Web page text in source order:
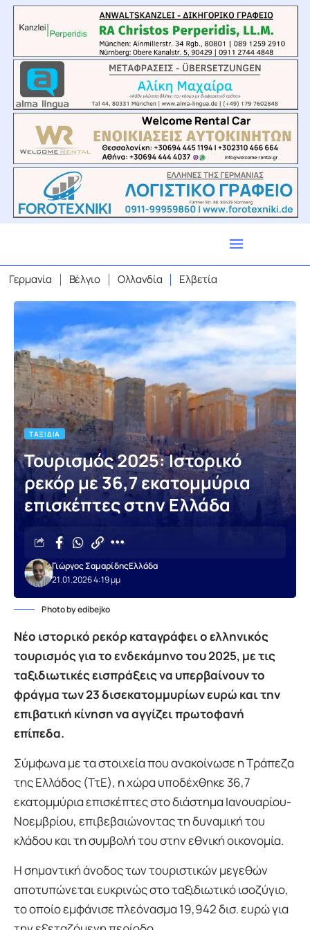
Γερμανία Βέλγιο Ολλανδία Ελβετία
ΤΑΞΊΔΙΑ
Τουρισμός 2025: Ιστορικό
ρεκόρ με 36,7 εκατομμύρια
επισκέπτες στην Ελλάδα
21.01.2026 4:19 μμ
Γιώργος ΣαμαρίδηςΕλλάδα
Photo by edibejko
Νέο ιστορικό ρεκόρ καταγράφει ο ελληνικός
τουρισμός για το ενδεκάμηνο του 2025, με τις
ταξιδιωτικές εισπράξεις να υπερβαίνουν το
φράγμα των 23 δισεκατομμυρίων ευρώ και την
επιβατική κίνηση να αγγίζει πρωτοφανή
επίπεδα.
Σύμφωνα με τα στοιχεία που ανακοίνωσε η Τράπεζα
της Ελλάδος (ΤτΕ), η χώρα υποδέχθηκε 36,7
εκατομμύρια επισκέπτες στο διάστημα Ιανουαρίου-
Νοεμβρίου, επιβεβαιώνοντας τη δυναμική του
κλάδου και τη συμβολή του στην εθνική οικονομία.
Η σημαντική άνοδος των τουριστικών μεγεθών
αποτυπώνεται ευκρινώς στο ταξιδιωτικό ισοζύγιο,
το οποίο εμφάνισε πλεόνασμα 19,942 δισ. ευρώ για